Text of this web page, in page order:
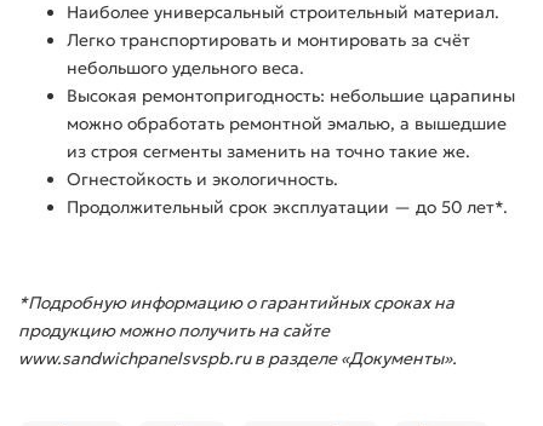
Наиболее универсальный строительный материал.
Легко транспортировать и монтировать за счёт
небольшого удельного веса.
Высокая ремонтопригодность: небольшие царапины
можно обработать ремонтной эмалью, а вышедшие
из строя сегменты заменить на точно такие же.
Огнестойкость и экологичность.
Продолжительный срок эксплуатации — до 50 лет*.
*Подробную информацию о гарантийных сроках на
продукцию можно получить на сайте
www.sandwichpanelsvspb.ru в разделе «Документы».